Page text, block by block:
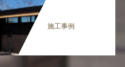
施工事例